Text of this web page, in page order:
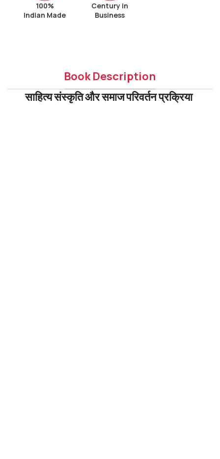
100%
Indian Made
Century in
Business
Book Description
साहित्य संस्कृति और समाज परिवर्तन प्रक्रिया